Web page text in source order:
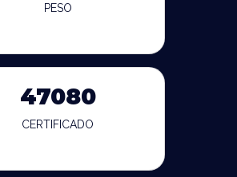
PESO
47080
CERTIFICADO